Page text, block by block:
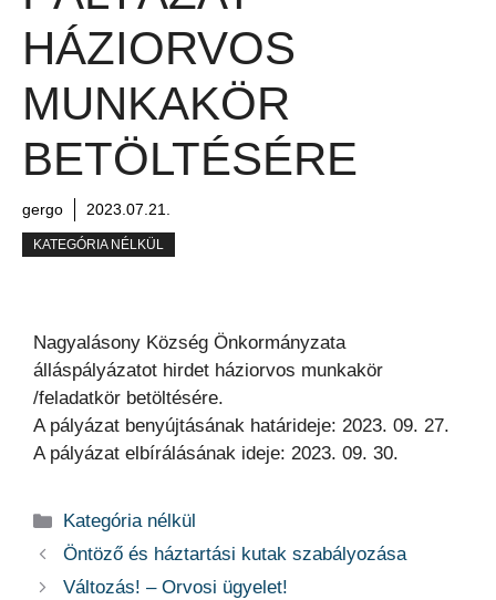
HÁZIORVOS
MUNKAKÖR
BETÖLTÉSÉRE
gergo 2023.07.21.
KATEGÓRIA NÉLKÜL
Nagyalásony Község Önkormányzata
álláspályázatot hirdet háziorvos munkakör
/feladatkör betöltésére.
A pályázat benyújtásának határideje: 2023. 09. 27.
A pályázat elbírálásának ideje: 2023. 09. 30.
Kategória
Kategória nélkül
Öntöző és háztartási kutak szabályozása
Változás! – Orvosi ügyelet!